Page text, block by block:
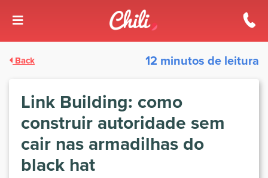
Back 12 minutos de leitura
Link Building: como
construir autoridade sem
cair nas armadilhas do
black hat